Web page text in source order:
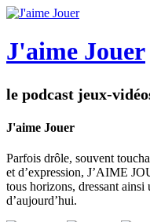
J'aime Jouer
le podcast jeux-
J'aime Jouer
Parfois drôle, souvent
et d’expression, J’AIME
tous horizons, dressant
d’aujourd’hui.